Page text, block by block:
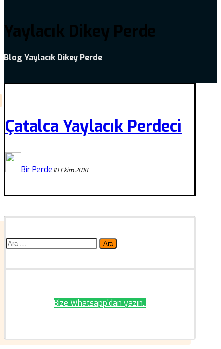
Yaylacık Dikey Perde
Blog Yaylacık Dikey Perde
Çatalca Yaylacık Perdeci
Bir Perde10 Ekim 2018
Arama:
Bize Whatsapp'dan yazın..